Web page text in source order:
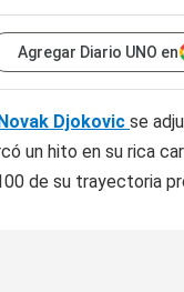
Agregar Diario UNO en
Djokovic se
un hito en su rica
de su trayectoria